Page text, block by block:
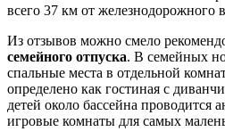
всего 37 км от железнодорожного
Из отзывов можно смело
семейного отпуска. В семейных
спальные места в отдельной
определено как гостиная с
детей около бассейна проводится
игровые комнаты для самых